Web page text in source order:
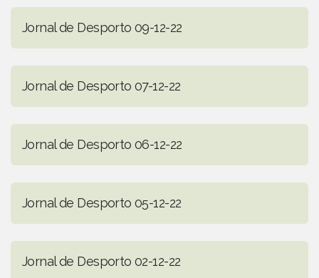
Jornal de Desporto 09-12-22
Jornal de Desporto 07-12-22
Jornal de Desporto 06-12-22
Jornal de Desporto 05-12-22
Jornal de Desporto 02-12-22